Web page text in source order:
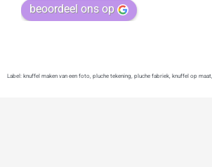
beoordeel ons op
Label: knuffel maken van een foto, pluche tekening, pluche fabriek, knuffel op